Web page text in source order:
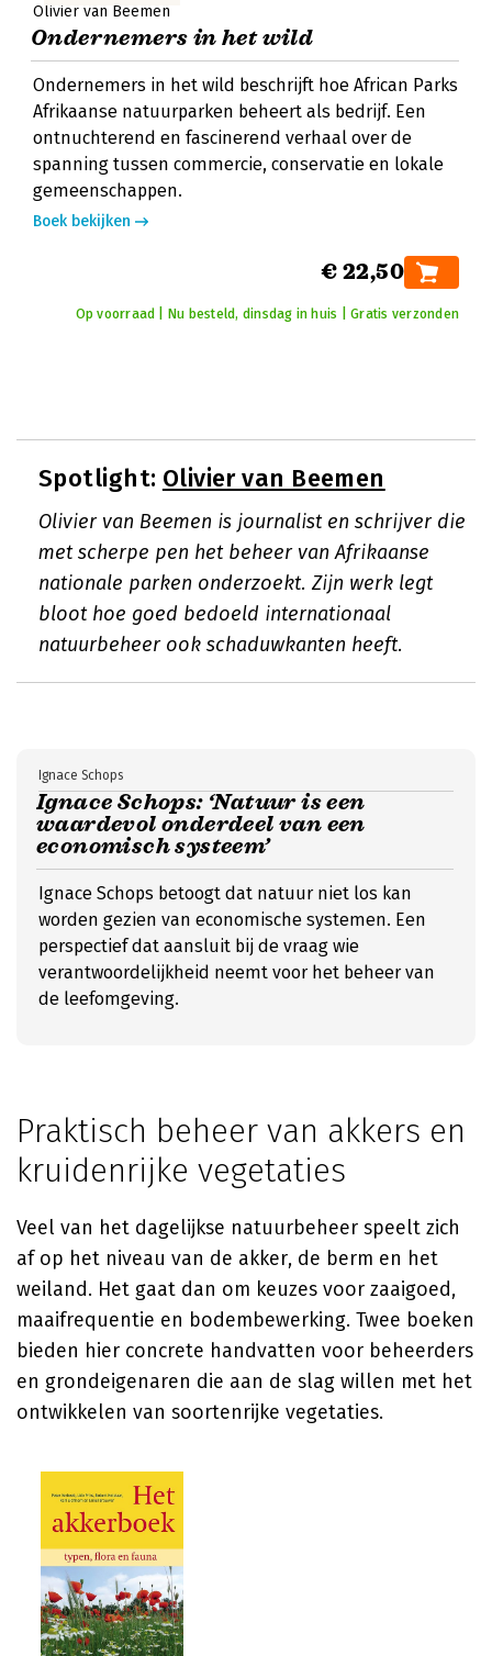
Olivier van Beemen
Ondernemers in het wild
Ondernemers in het wild beschrijft hoe African Parks
Afrikaanse natuurparken beheert als bedrijf. Een
ontnuchterend en fascinerend verhaal over de
spanning tussen commercie, conservatie en lokale
gemeenschappen.
Boek bekijken
€ 22,50
Op voorraad | Nu besteld, dinsdag in huis | Gratis verzonden
Spotlight: Olivier van Beemen
Olivier van Beemen is journalist en schrijver die
met scherpe pen het beheer van Afrikaanse
nationale parken onderzoekt. Zijn werk legt
bloot hoe goed bedoeld internationaal
natuurbeheer ook schaduwkanten heeft.
Ignace Schops: ‘Natuur is een
waardevol onderdeel van een
economisch systeem’
Ignace Schops
Ignace Schops betoogt dat natuur niet los kan
worden gezien van economische systemen. Een
perspectief dat aansluit bij de vraag wie
verantwoordelijkheid neemt voor het beheer van
de leefomgeving.
Praktisch beheer van akkers en
kruidenrijke vegetaties
Veel van het dagelijkse natuurbeheer speelt zich
af op het niveau van de akker, de berm en het
weiland. Het gaat dan om keuzes voor zaaigoed,
maaifrequentie en bodembewerking. Twee boeken
bieden hier concrete handvatten voor beheerders
en grondeigenaren die aan de slag willen met het
ontwikkelen van soortenrijke vegetaties.